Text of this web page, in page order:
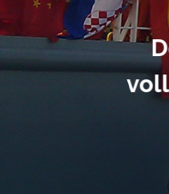
De
volledig